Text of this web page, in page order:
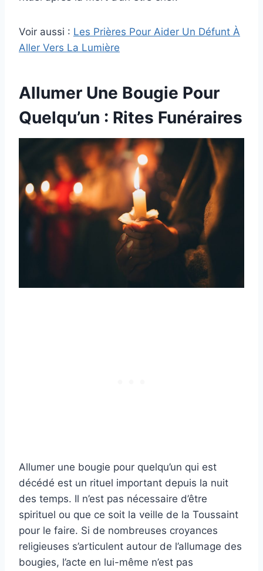
Voir aussi : Les Prières Pour Aider Un Défunt À
Aller Vers La Lumière
Allumer Une Bougie Pour
Quelqu’un : Rites Funéraires
Allumer une bougie pour quelqu’un qui est
décédé est un rituel important depuis la nuit
des temps. Il n’est pas nécessaire d’être
spirituel ou que ce soit la veille de la Toussaint
pour le faire. Si de nombreuses croyances
religieuses s’articulent autour de l’allumage des
bougies, l’acte en lui-même n’est pas